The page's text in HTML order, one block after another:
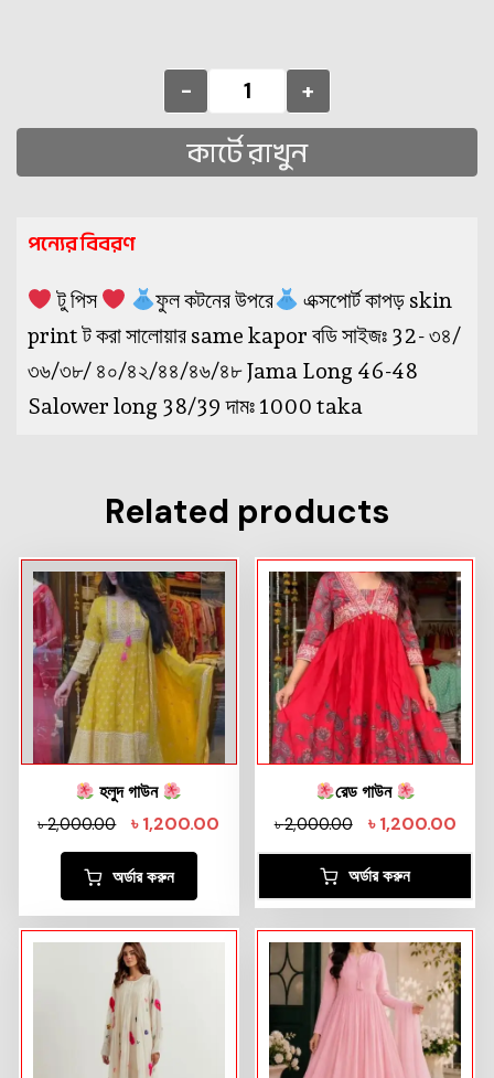
- +
কার্টে রাখুন
পন্যের বিবরণ
টু পিস ফুল কটনের উপরে
এক্সপোর্ট কাপড় skin
print ট করা সালোয়ার same kapor বডি সাইজঃ 32- ৩৪/
৩৬/৩৮/ ৪০/৪২/৪৪/৪৬/৪৮ Jama Long 46-48
Salower long 38/39 দামঃ 1000 taka
Related products
হলুদ গাউন
৳2,000.00 ৳1,200.00
অর্ডার করুন
রেড গাউন
৳2,000.00 ৳1,200.00
অর্ডার করুন